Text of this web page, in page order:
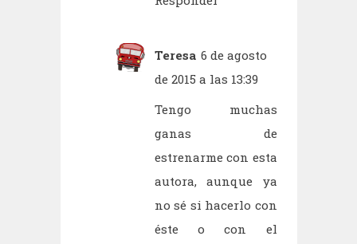
Teresa 6 de agosto
de 2015 a las 13:39
Tengo muchas
ganas de
estrenarme con esta
autora, aunque ya
no sé si hacerlo con
éste o con el